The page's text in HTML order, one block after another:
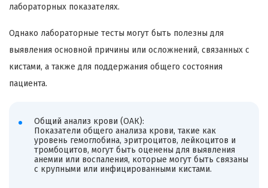
лабораторных показателях.
Однако лабораторные тесты могут быть полезны для
выявления основной причины или осложнений, связанных с
кистами, а также для поддержания общего состояния
пациента.
Общий анализ крови (OАК):
Показатели общего анализа крови, такие как
уровень гемоглобина, эритроцитов, лейкоцитов и
тромбоцитов, могут быть оценены для выявления
анемии или воспаления, которые могут быть связаны
с крупными или инфицированными кистами.